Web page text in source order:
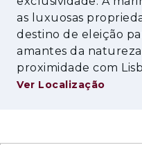
as luxuosas
destino de eleição
amantes da
proximidade com
Ver Localização